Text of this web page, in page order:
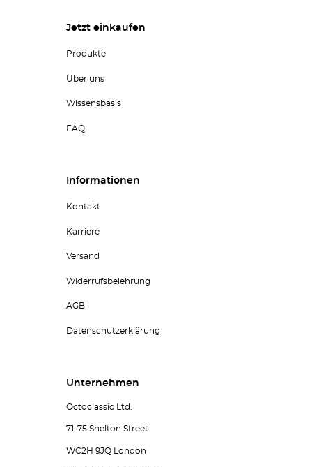
Jetzt einkaufen
Produkte
Über uns
Wissensbasis
FAQ
Informationen
Kontakt
Karriere
Versand
Widerrufsbelehrung
AGB
Datenschutzerklärung
Unternehmen
Octoclassic Ltd.
71-75 Shelton Street
WC2H 9JQ London